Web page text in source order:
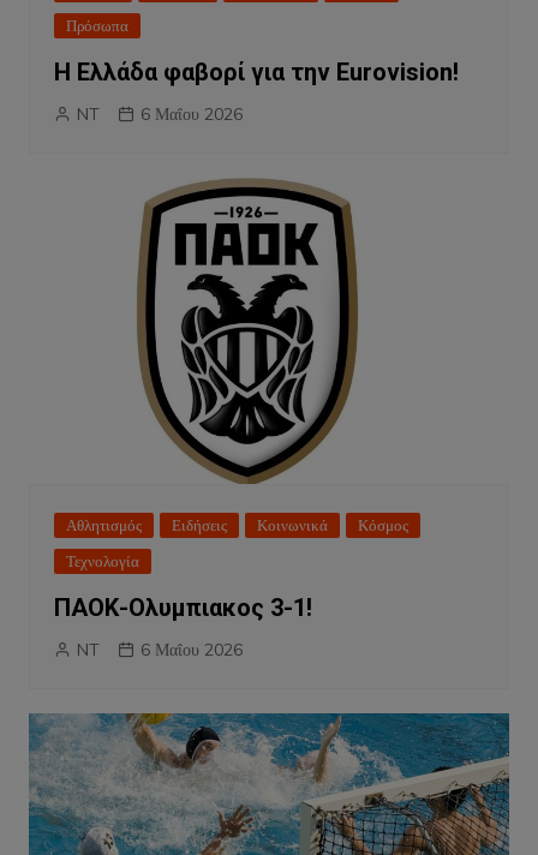
Πρόσωπα
Η Ελλάδα φαβορί για την Eurovision!
NT 6 Μαΐου 2026
Αθλητισμός Ειδήσεις Κοινωνικά
Κόσμος
Τεχνολογία
ΠΑΟΚ-Ολυμπιακος 3-1!
NT 6 Μαΐου 2026